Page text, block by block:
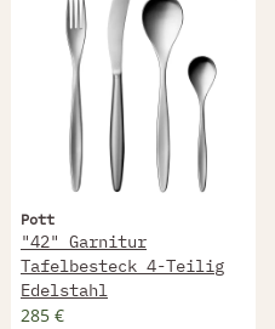
Pott
"42" Garnitur
Tafelbesteck 4-Teilig
Edelstahl
285 €